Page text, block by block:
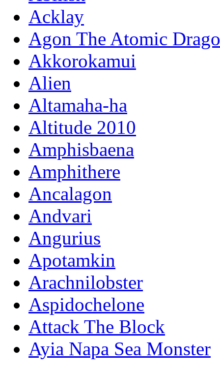
Acklay
Agon The Atomic
Akkorokamui
Alien
Altamaha-ha
Altitude 2010
Amphisbaena
Amphithere
Ancalagon
Andvari
Angurius
Apotamkin
Arachnilobster
Aspidochelone
Attack The Block
Ayia Napa Sea Monster